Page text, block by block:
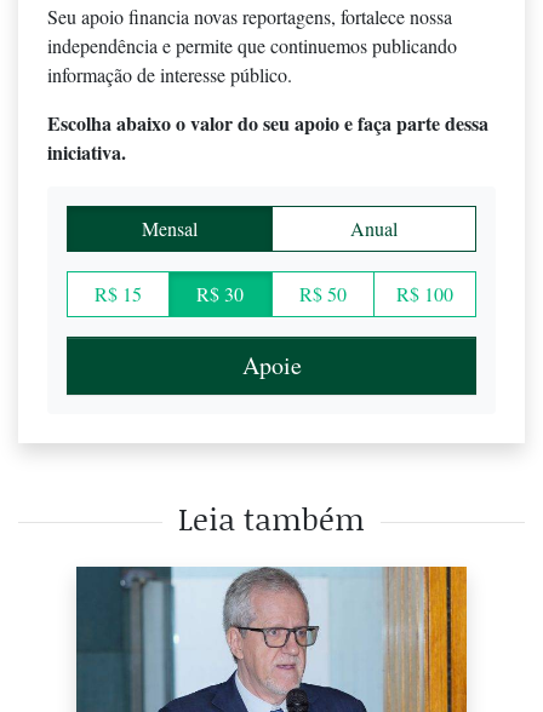
Seu apoio financia novas reportagens, fortalece nossa
independência e permite que continuemos publicando
informação de interesse público.
Escolha abaixo o valor do seu apoio e faça parte dessa
iniciativa.
Mensal Anual
R$ 15 R$ 30 R$ 50 R$ 100
Apoie
Leia também